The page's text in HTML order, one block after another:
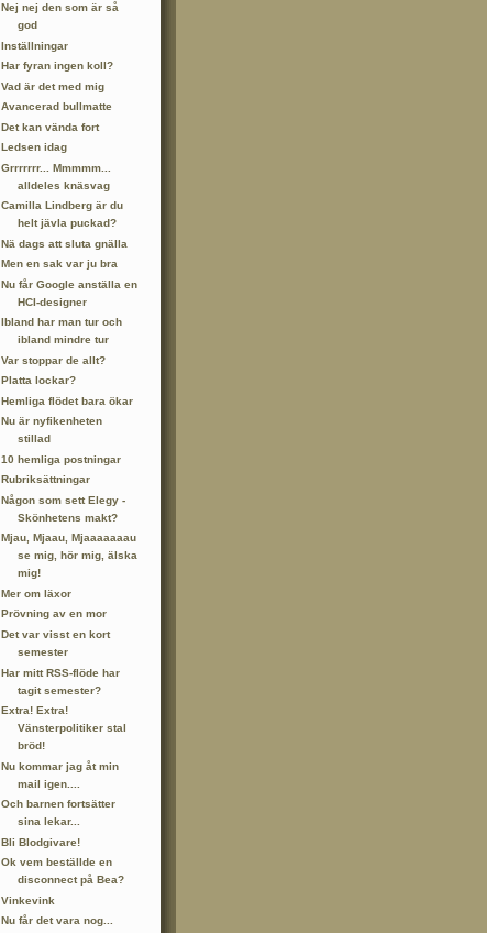
Nej nej den som är så
god
Inställningar
Har fyran ingen koll?
Vad är det med mig
Avancerad bullmatte
Det kan vända fort
Ledsen idag
Grrrrrrr... Mmmmm...
alldeles knäsvag
Camilla Lindberg är du
helt jävla puckad?
Nä dags att sluta gnälla
Men en sak var ju bra
Nu får Google anställa en
HCI-designer
Ibland har man tur och
ibland mindre tur
Var stoppar de allt?
Platta lockar?
Hemliga flödet bara ökar
Nu är nyfikenheten
stillad
10 hemliga postningar
Rubriksättningar
Någon som sett Elegy -
Skönhetens makt?
Mjau, Mjaau, Mjaaaaaaau
se mig, hör mig, älska
mig!
Mer om läxor
Prövning av en mor
Det var visst en kort
semester
Har mitt RSS-flöde har
tagit semester?
Extra! Extra!
Vänsterpolitiker stal
bröd!
Nu kommar jag åt min
mail igen....
Och barnen fortsätter
sina lekar...
Bli Blodgivare!
Ok vem beställde en
disconnect på Bea?
Vinkevink
Nu får det vara nog...